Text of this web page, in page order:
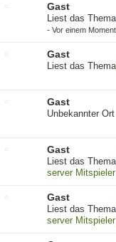
Gast
Liest das Thema
- Vor einem Moment
Gast
Liest das Thema
Gast
Unbekannter Ort
Gast
Liest das Thema
server
Gast
Liest das Thema
server